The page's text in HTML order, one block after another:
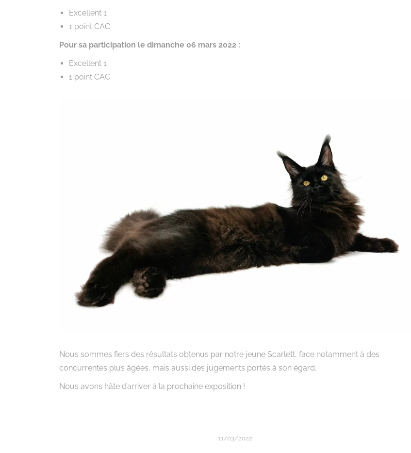
Excellent 1
1 point CAC
Pour sa participation le dimanche 06 mars 2022 :
Excellent 1
1 point CAC
Nous sommes fiers des résultats obtenus par notre jeune Scarlett, face notamment à des
concurrentes plus âgées, mais aussi des jugements portés à son égard.
Nous avons hâte d’arriver à la prochaine exposition !
11/03/2022